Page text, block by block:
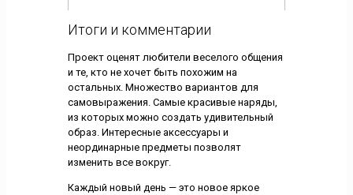
Итоги и комментарии
Проект оценят любители веселого общения
и те, кто не хочет быть похожим на
остальных. Множество вариантов для
самовыражения. Самые красивые наряды,
из которых можно создать удивительный
образ. Интересные аксессуары и
неординарные предметы позволят
изменить все вокруг.
Каждый новый день — это новое яркое